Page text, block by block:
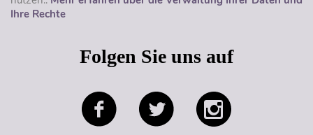
Ihre Rechte
Folgen Sie uns auf